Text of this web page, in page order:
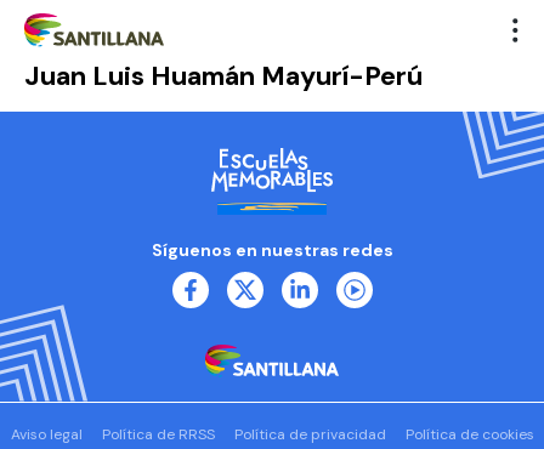
Juan Luis Huamán Mayurí-Perú
Síguenos en nuestras redes
Aviso legal Política de RRSS Política de privacidad
Política de cookies